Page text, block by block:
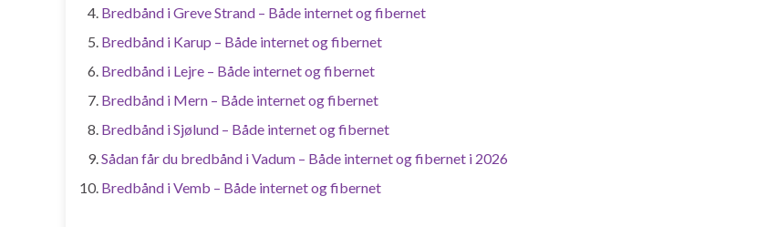
Bredbånd i Greve Strand – Både internet og fibernet
Bredbånd i Karup – Både internet og fibernet
Bredbånd i Lejre – Både internet og fibernet
Bredbånd i Mern – Både internet og fibernet
Bredbånd i Sjølund – Både internet og fibernet
Sådan får du bredbånd i Vadum – Både internet og fibernet i 2026
Bredbånd i Vemb – Både internet og fibernet